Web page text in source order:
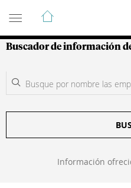
Guía de Empresas
Buscador de información
Información